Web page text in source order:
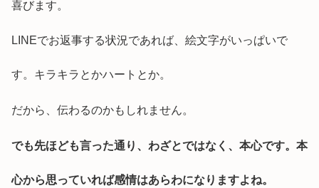
喜びます。
LINEでお返事する状況であれば、絵文字がいっぱいで
す。キラキラとかハートとか。
だから、伝わるのかもしれません。
でも先ほども言った通り、わざとではなく、本心です。本
心から思っていれば感情はあらわになりますよね。